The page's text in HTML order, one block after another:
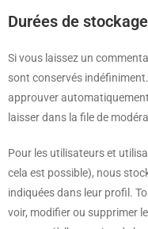
Durées de
Si vous laissez un
sont conservés
approuver
laisser dans la file de
Pour les utilisateurs et
cela est possible), nous
indiquées dans leur profil.
voir, modifier ou supprimer